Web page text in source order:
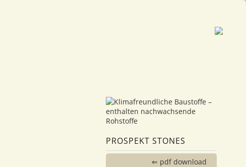
PROSPEKT STONES
⇐ pdf download